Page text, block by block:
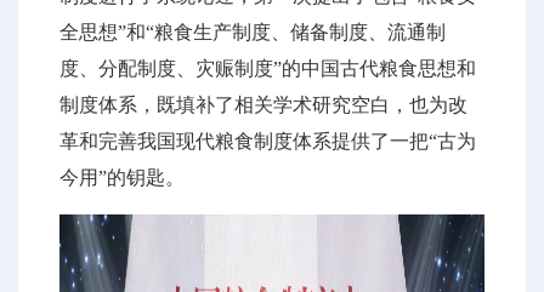
全思想”和“粮食生产制度、储备制度、流通制
度、分配制度、灾赈制度”的中国古代粮食思想和
制度体系，既填补了相关学术研究空白，也为改
革和完善我国现代粮食制度体系提供了一把“古为
今用”的钥匙。